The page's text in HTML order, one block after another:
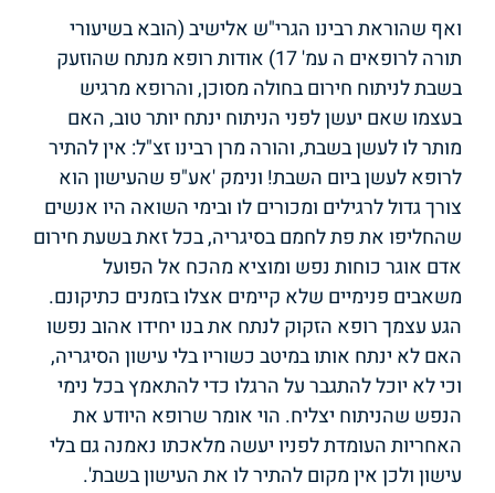
ואף שהוראת רבינו הגרי"ש אלישיב (הובא בשיעורי
תורה לרופאים ה עמ' 17) אודות רופא מנתח שהוזעק
בשבת לניתוח חירום בחולה מסוכן, והרופא מרגיש
בעצמו שאם יעשן לפני הניתוח ינתח יותר טוב, האם
מותר לו לעשן בשבת, והורה מרן רבינו זצ"ל: אין להתיר
לרופא לעשן ביום השבת! ונימק 'אע"פ שהעישון הוא
צורך גדול לרגילים ומכורים לו ובימי השואה היו אנשים
שהחליפו את פת לחמם בסיגריה, בכל זאת בשעת חירום
אדם אוגר כוחות נפש ומוציא מהכח אל הפועל
משאבים פנימיים שלא קיימים אצלו בזמנים כתיקונם.
הגע עצמך רופא הזקוק לנתח את בנו יחידו אהוב נפשו
האם לא ינתח אותו במיטב כשוריו בלי עישון הסיגריה,
וכי לא יוכל להתגבר על הרגלו כדי להתאמץ בכל נימי
הנפש שהניתוח יצליח. הוי אומר שרופא היודע את
האחריות העומדת לפניו יעשה מלאכתו נאמנה גם בלי
עישון ולכן אין מקום להתיר לו את העישון בשבת'.